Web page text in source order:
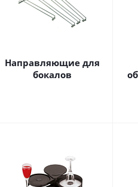
Направляющие для
бокалов